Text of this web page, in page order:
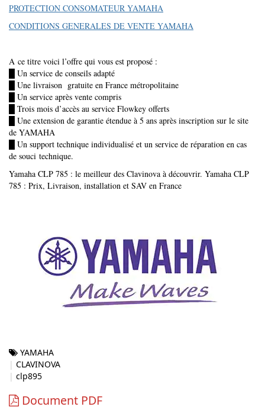
PROTECTION CONSOMATEUR YAMAHA
CONDITIONS GENERALES DE VENTE YAMAHA
A ce titre voici l’offre qui vous est proposé :
█ Un service de conseils adapté
█ Une livraison gratuite en France métropolitaine
█ Un service après vente compris
█ Trois mois d’accès au service Flowkey offerts
█ Une extension de garantie étendue à 5 ans après inscription sur le site
de YAMAHA
█ Un support technique individualisé et un service de réparation en cas
de souci technique.
Yamaha CLP 785 : le meilleur des Clavinova à découvrir. Yamaha CLP
785 : Prix, Livraison, installation et SAV en France
YAMAHA
CLAVINOVA
clp895
Document PDF